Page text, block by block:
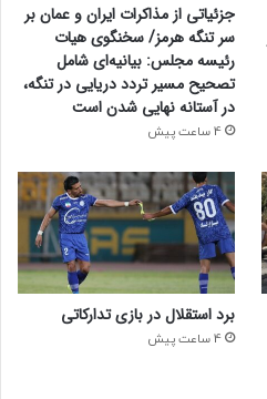
جزئیاتی از مذاکرات ایران و عمان بر
سر تنگه هرمز/ سخنگوی هیات
رئیسه مجلس: بیانیه‌ای شامل
تصحیح مسیر تردد دریایی در تنگه،
در آستانه نهایی شدن است
4 ساعت پیش
برد استقلال در بازی تدارکاتی
4 ساعت پیش